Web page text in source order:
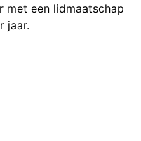
een lidmaatschap
jaar.